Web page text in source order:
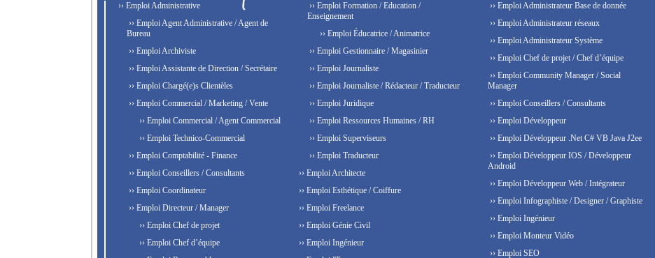
›› Emploi Administrative
›› Emploi Agent Administrative / Agent de
Bureau
›› Emploi Archiviste
›› Emploi Assistante de Direction / Secrétaire
›› Emploi Chargé(e)s Clientèles
›› Emploi Commercial / Marketing / Vente
›› Emploi Commercial / Agent Commercial
›› Emploi Technico-Commercial
›› Emploi Comptabilité - Finance
›› Emploi Conseillers / Consultants
›› Emploi Coordinateur
›› Emploi Directeur / Manager
›› Emploi Chef de projet
›› Emploi Chef d’équipe
›› Emploi Formation / Education /
Enseignement
›› Emploi Éducatrice / Animatrice
›› Emploi Gestionnaire / Magasinier
›› Emploi Journaliste
›› Emploi Journaliste / Rédacteur / Traducteur
›› Emploi Juridique
›› Emploi Ressources Humaines / RH
›› Emploi Superviseurs
›› Emploi Traducteur
›› Emploi Architecte
›› Emploi Esthétique / Coiffure
›› Emploi Freelance
›› Emploi Génie Civil
›› Emploi Ingénieur
›› Emploi Administrateur Base de donnée
›› Emploi Administrateur réseaux
›› Emploi Administrateur Système
›› Emploi Chef de projet / Chef d’équipe
›› Emploi Community Manager / Social
Manager
›› Emploi Conseillers / Consultants
›› Emploi Développeur
›› Emploi Développeur .Net C# VB Java J2ee
›› Emploi Développeur IOS / Développeur
Android
›› Emploi Développeur Web / Intégrateur
›› Emploi Infographiste / Designer / Graphiste
›› Emploi Ingénieur
›› Emploi Monteur Vidéo
›› Emploi SEO